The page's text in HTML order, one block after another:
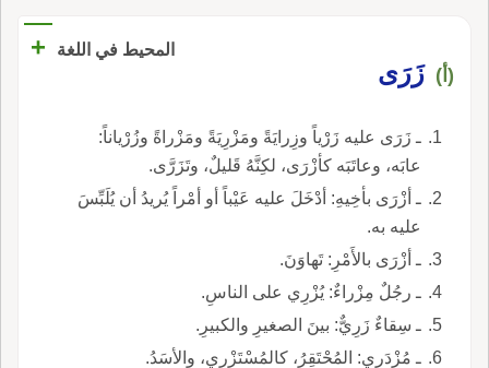
المحيط في اللغة +
(أ) زَرَى
ـ زَرَى عليه زَرْياً وزِرايَةً ومَزْرِيَةً ومَزْراةً وزُرْياناً:
عابَه، وعاتَبَه كأزْرَى، لكِنَّهُ قَليلٌ، وتَزَرَّى.
ـ أزْرَى بأخِيهِ: أدْخَلَ عليه عَيْباً أو أمْراً يُريدُ أن يُلَبِّسَ
عليه به.
ـ أزْرَى بالأَمْرِ: تَهاوَنَ.
ـ رجُلٌ مِزْراءٌ: يُزْرِي على الناسِ.
ـ سِقاءٌ زَرِيٌّ: بينَ الصغيرِ والكبيرِ.
ـ مُزْدَرِي: المُحْتَقِرُ، كالمُسْتَزْرِي، والأسَدُ.